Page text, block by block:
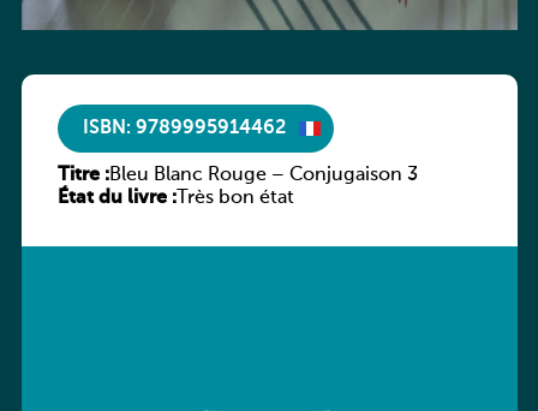
ISBN: 9789995914462
Titre :Bleu Blanc Rouge – Conjugaison 3
État du livre :Très bon état